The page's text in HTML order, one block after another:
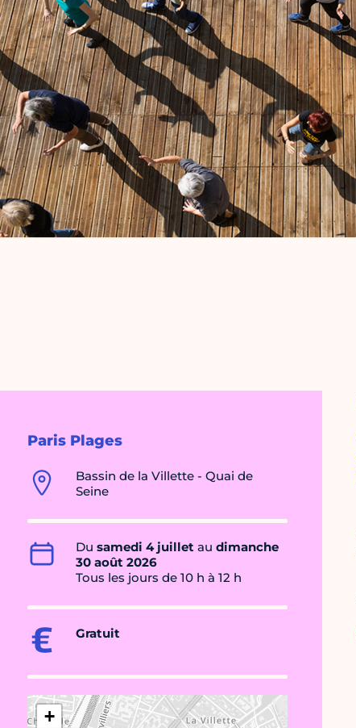
Paris Plages
Bassin de la Villette - Quai de
Seine
Du samedi 4 juillet au dimanche
30 août 2026
Tous les jours de 10 h à 12 h
Gratuit
+